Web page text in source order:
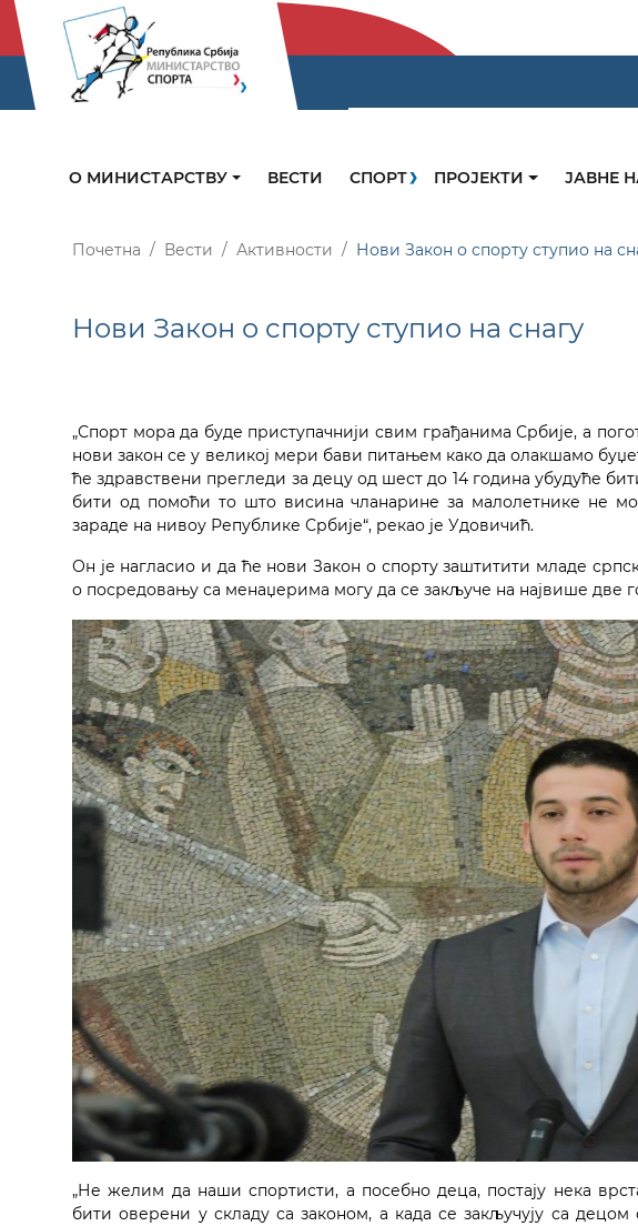
О МИНИСТАРСТВУ ВЕСТИ СПОРТ ПРОЈЕКТИ ЈАВНЕ
Почетна Вести Активности Нови Закон о спорту ступио на
Нови Закон о спорту ступио на снагу
„Спорт мора да буде приступачнији свим грађанима Србије, а
нови закон се у великој мери бави питањем како да олакшамо
ће здравствени прегледи за децу од шест до 14 година убудуће
бити од помоћи то што висина чланарине за малолетнике не
зараде на нивоу Републике Србије“, рекао је Удовичић.
Он је нагласио и да ће нови Закон о спорту заштитити младе
о посредовању са менаџерима могу да се закључе на највише две
„Не желим да наши спортисти, а посебно деца, постају нека
бити оверени у складу са законом, а када се закључују са децом